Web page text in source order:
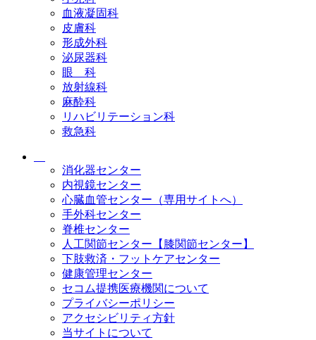
血液凝固科
皮膚科
形成外科
泌尿器科
眼 科
放射線科
麻酔科
リハビリテーション科
救急科
消化器センター
内視鏡センター
心臓血管センター（専用サイトへ）
手外科センター
脊椎センター
人工関節センター【膝関節センター】
下肢救済・フットケアセンター
健康管理センター
セコム提携医療機関について
プライバシーポリシー
アクセシビリティ方針
当サイトについて